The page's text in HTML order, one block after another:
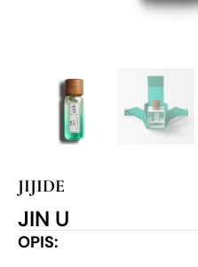
JIJIDE
JIN U
OPIS: